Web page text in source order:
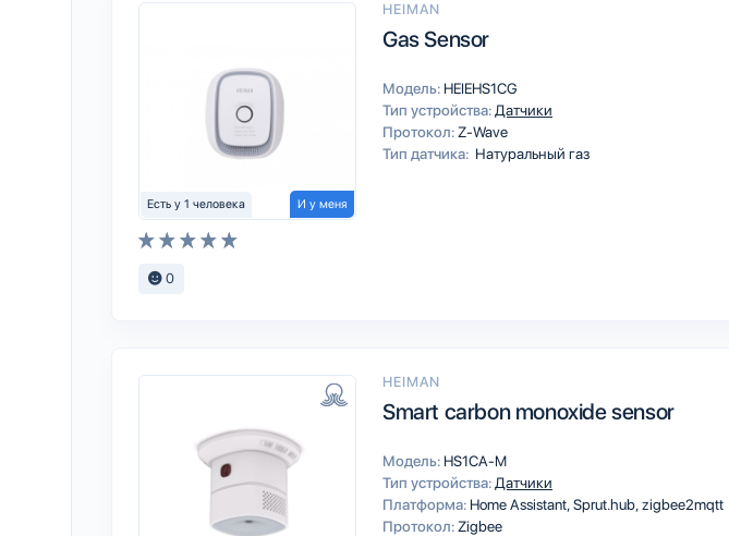
Есть у 1 человека И у меня
HEIMAN
Gas Sensor
Модель: HEIEHS1CG
Тип устройства: Датчики
Протокол: Z-Wave
Тип датчика: Натуральный газ
0
HEIMAN
Smart carbon monoxide sensor
Модель: HS1CA-M
Тип устройства: Датчики
Платформа: Home AssistantSprut.hubzigbee2mqtt
Протокол: Zigbee